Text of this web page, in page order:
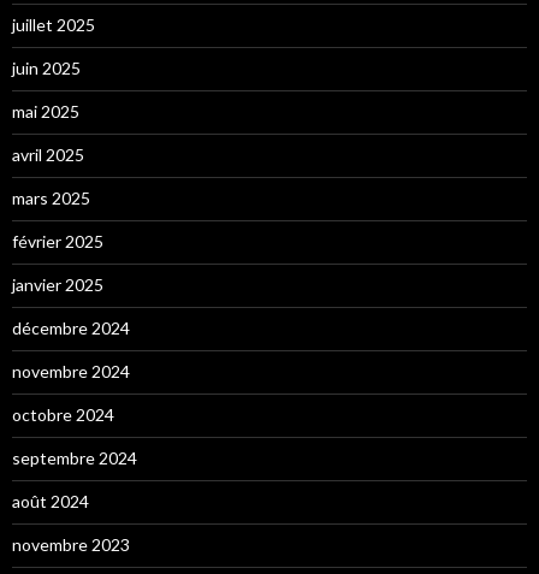
juillet 2025
juin 2025
mai 2025
avril 2025
mars 2025
février 2025
janvier 2025
décembre 2024
novembre 2024
octobre 2024
septembre 2024
août 2024
novembre 2023